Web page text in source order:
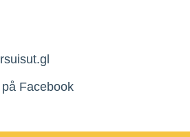
Facebook